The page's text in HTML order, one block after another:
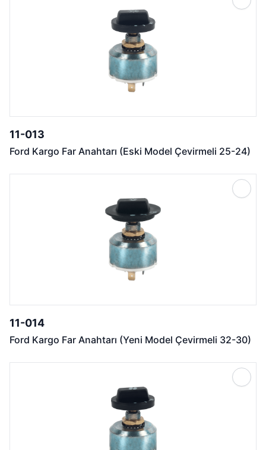
11-013
Ford Kargo Far Anahtarı (Eski Model Çevirmeli 25-24)
11-014
Ford Kargo Far Anahtarı (Yeni Model Çevirmeli 32-30)